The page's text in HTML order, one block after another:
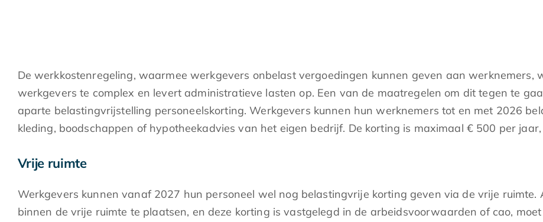
De werkkostenregeling, waarmee werkgevers onbelast vergoedingen kunnen geven aan werknemers,
werkgevers te complex en levert administratieve lasten op. Een van de maatregelen om dit tegen te
aparte belastingvrijstelling personeelskorting. Werkgevers kunnen hun werknemers tot en met 2026
kleding, boodschappen of hypotheekadvies van het eigen bedrijf. De korting is maximaal € 500 per
Vrije ruimte
Werkgevers kunnen vanaf 2027 hun personeel wel nog belastingvrije korting geven via de vrije ruimte.
binnen de vrije ruimte te plaatsen, en deze korting is vastgelegd in de arbeidsvoorwaarden of cao,